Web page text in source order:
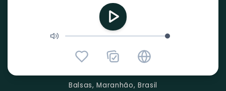
Balsas, Maranhão, Brasil